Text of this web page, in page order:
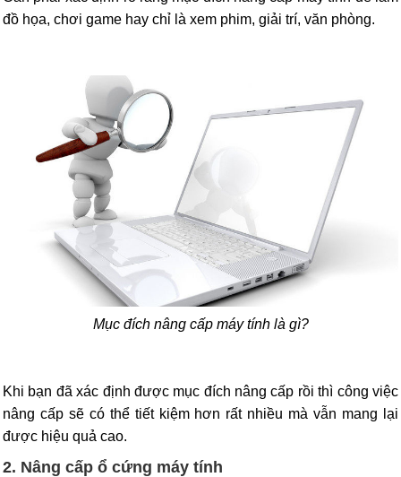
đồ họa, chơi game hay chỉ là xem phim, giải trí, văn phòng.
Mục đích nâng cấp máy tính là gì?
Khi bạn đã xác định được mục đích nâng cấp rồi thì công việc
nâng cấp sẽ có thể tiết kiệm hơn rất nhiều mà vẫn mang lại
được hiệu quả cao.
2. Nâng cấp ổ cứng máy tính